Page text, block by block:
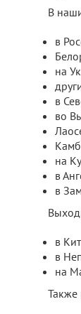
В
в
на
в
во
на
в
в
в
в
на
Также